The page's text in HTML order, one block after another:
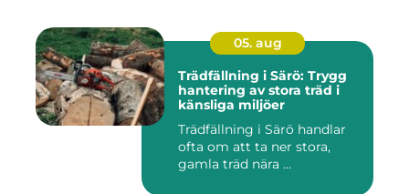
05. aug
Trädfällning i Särö: Trygg
hantering av stora träd i
känsliga miljöer
Trädfällning i Särö handlar
ofta om att ta ner stora,
gamla träd nära ...